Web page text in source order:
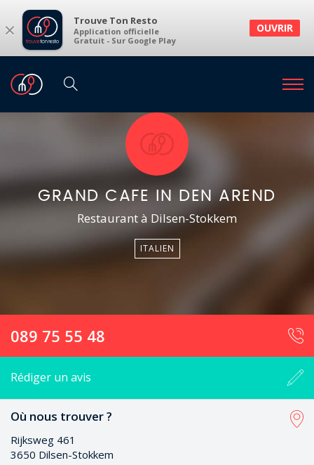
× Trouve Ton Resto
Application officielle
Gratuit - Sur Google Play
OUVRIR
GRAND CAFE IN DEN AREND
Restaurant à Dilsen-Stokkem
ITALIEN
089 75 55 48
Rédiger un avis
Où nous trouver ?
Rijksweg 461
3650 Dilsen-Stokkem